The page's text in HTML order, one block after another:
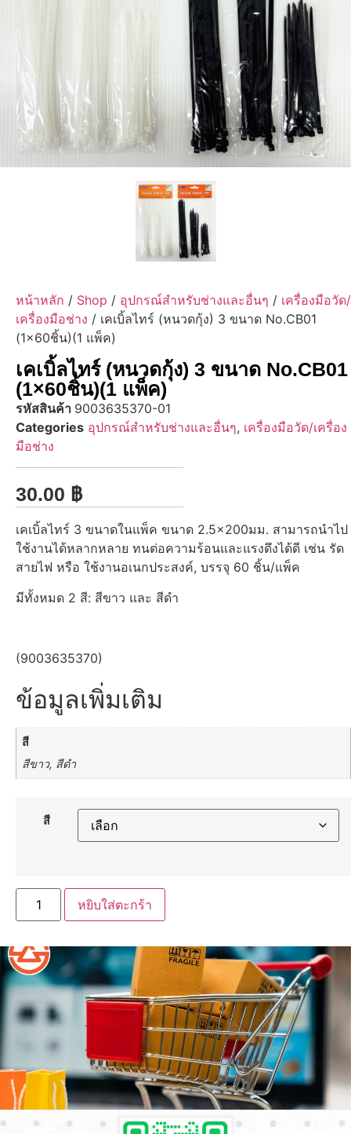
หน้าหลัก / Shop / อุปกรณ์สำหรับช่างและอื่นๆ / เครื่องมือวัด/
เครื่องมือช่าง / เคเบิ้ลไทร์ (หนวดกุ้ง) 3 ขนาด No.CB01
(1×60ชิ้น)(1 แพ็ค)
เคเบิ้ลไทร์ (หนวดกุ้ง) 3 ขนาด No.CB01
(1×60ชิ้น)(1 แพ็ค)
รหัสสินค้า 9003635370-01
Categories อุปกรณ์สำหรับช่างและอื่นๆ, เครื่องมือวัด/เครื่อง
มือช่าง
30.00 ฿
เคเบิ้ลไทร์ 3 ขนาดในแพ็ค ขนาด 2.5×200มม. สามารถนำไป
ใช้งานได้หลากหลาย ทนต่อความร้อนและแรงดึงได้ดี เช่น รัด
สายไฟ หรือ ใช้งานอเนกประสงค์, บรรจุ 60 ชิ้น/แพ็ค
มีทั้งหมด 2 สี: สีขาว และ สีดำ
(9003635370)
ข้อมูลเพิ่มเติม
สี
สีขาว, สีดำ
สี
หยิบใส่ตะกร้า